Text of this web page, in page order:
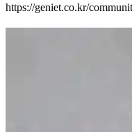
https://geniet.co.kr/